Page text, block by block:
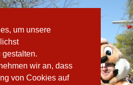
um unsere
gestalten.
wir an, dass
von Cookies auf